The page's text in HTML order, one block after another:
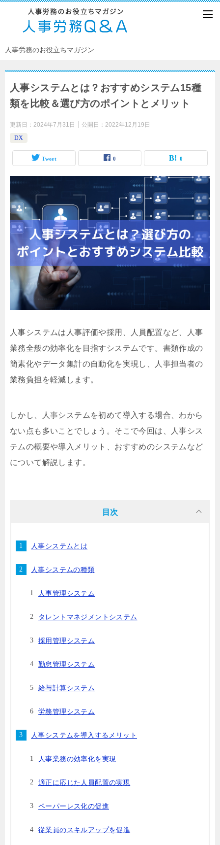
人事労務のお役立ちマガジン
人事システムとは？おすすめシステム15種
類を比較＆選び方のポイントとメリット
更新日： 2024年7月31日 公開日： 2022年12月19日
DX
Tweet 0 0
人事システムは人事評価や採用、人員配置など、人事
業務全般の効率化を目指すシステムです。書類作成の
簡素化やデータ集計の自動化を実現し、人事担当者の
業務負担を軽減します。
しかし、人事システムを初めて導入する場合、わから
ない点も多いことでしょう。そこで今回は、人事シス
テムの概要や導入メリット、おすすめのシステムなど
について解説します。
目次
人事システムとは
人事システムの種類
人事管理システム
タレントマネジメントシステム
採用管理システム
勤怠管理システム
給与計算システム
労務管理システム
人事システムを導入するメリット
人事業務の効率化を実現
適正に応じた人員配置の実現
ペーパーレス化の促進
従業員のスキルアップを促進